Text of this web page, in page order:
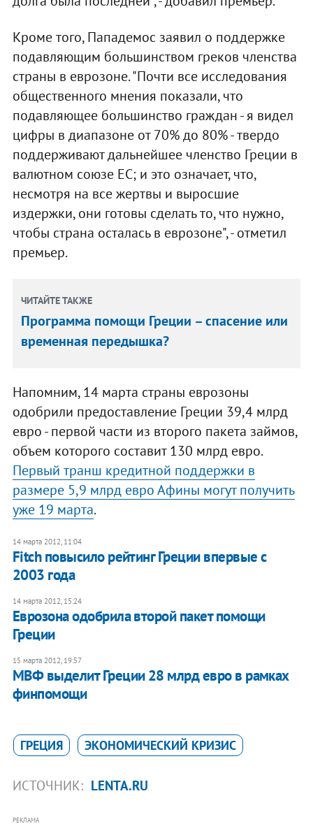
Кроме того, Пападемос заявил о поддержке
подавляющим большинством греков членства
страны в еврозоне. "Почти все исследования
общественного мнения показали, что
подавляющее большинство граждан - я видел
цифры в диапазоне от 70% до 80% - твердо
поддерживают дальнейшее членство Греции в
валютном союзе ЕС; и это означает, что,
несмотря на все жертвы и выросшие
издержки, они готовы сделать то, что нужно,
чтобы страна осталась в еврозоне", - отметил
премьер.
ЧИТАЙТЕ ТАКЖЕ
Программа помощи Греции – спасение или
временная передышка?
Напомним, 14 марта страны еврозоны
одобрили предоставление Греции 39,4 млрд
евро - первой части из второго пакета займов,
объем которого составит 130 млрд евро.
Первый транш кредитной поддержки в
размере 5,9 млрд евро Афины могут получить
уже 19 марта.
14 марта 2012, 11:04
Fitch повысило рейтинг Греции впервые с
2003 года
14 марта 2012, 15:24
Еврозона одобрила второй пакет помощи
Греции
15 марта 2012, 19:57
​МВФ выделит Греции 28 млрд евро в рамках
финпомощи
ГРЕЦИЯ ЭКОНОМИЧЕСКИЙ КРИЗИС
ИСТОЧНИК: LENTA.RU
РЕКЛАМА